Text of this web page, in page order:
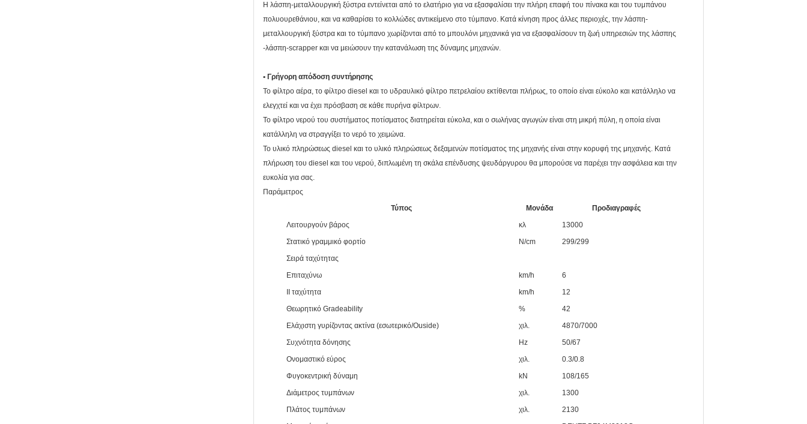
Η λάσπη-μεταλλουργική ξύστρα εντείνεται από το ελατήριο για να εξασφαλίσει την πλήρη επαφή του πίνακα και του τυμπάνου
πολυουρεθάνιου, και να καθαρίσει το κολλώδες αντικείμενο στο τύμπανο. Κατά κίνηση προς άλλες περιοχές, την λάσπη-
μεταλλουργική ξύστρα και το τύμπανο χωρίζονται από το μπουλόνι μηχανικά για να εξασφαλίσουν τη ζωή υπηρεσιών της λάσπης
-λάσπη-scrapper και να μειώσουν την κατανάλωση της δύναμης μηχανών.
• Γρήγορη απόδοση συντήρησης
Το φίλτρο αέρα, το φίλτρο diesel και το υδραυλικό φίλτρο πετρελαίου εκτίθενται πλήρως, το οποίο είναι εύκολο και κατάλληλο να
ελεγχτεί και να έχει πρόσβαση σε κάθε πυρήνα φίλτρων.
Το φίλτρο νερού του συστήματος ποτίσματος διατηρείται εύκολα, και ο σωλήνας αγωγών είναι στη μικρή πύλη, η οποία είναι
κατάλληλη να στραγγίξει το νερό το χειμώνα.
Το υλικό πληρώσεως diesel και το υλικό πληρώσεως δεξαμενών ποτίσματος της μηχανής είναι στην κορυφή της μηχανής. Κατά
πλήρωση του diesel και του νερού, διπλωμένη τη σκάλα επένδυσης ψευδάργυρου θα μπορούσε να παρέχει την ασφάλεια και την
ευκολία για σας.
Παράμετρος
Τύπος
Μονάδα
Προδιαγραφές
Λειτουργούν βάρος
κλ
13000
Στατικό γραμμικό φορτίο
N/cm
299/299
Σειρά ταχύτητας
Επιταχύνω
km/h
6
ΙΙ ταχύτητα
km/h
12
Θεωρητικό Gradeability
%
42
Ελάχιστη γυρίζοντας ακτίνα (εσωτερικό/Ouside)
χιλ.
4870/7000
Συχνότητα δόνησης
Hz
50/67
Ονομαστικό εύρος
χιλ.
0.3/0.8
Φυγοκεντρική δύναμη
kN
108/165
Διάμετρος τυμπάνων
χιλ.
1300
Πλάτος τυμπάνων
χιλ.
2130